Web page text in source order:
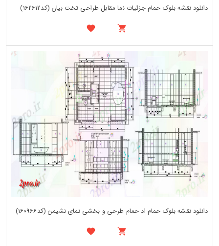
دانلود نقشه بلوک حمام جزئیات نما مقابل طراحی تخت بیان (کد162612)
دانلود نقشه بلوک حمام اد حمام طرحی و بخشی نمای نشیمن (کد160966)